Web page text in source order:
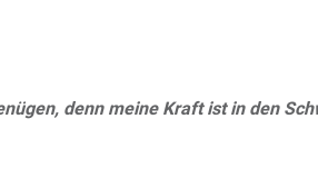
denn meine Kraft ist in den